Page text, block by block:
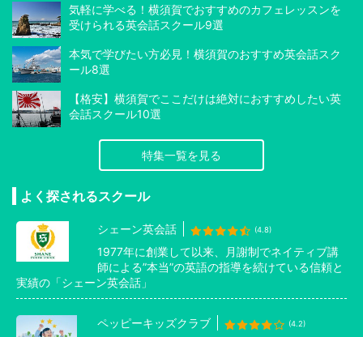
気軽に学べる！横須賀でおすすめのカフェレッスンを
受けられる英会話スクール9選
本気で学びたい方必見！横須賀のおすすめ英会話スク
ール8選
【格安】横須賀でここだけは絶対におすすめしたい英
会話スクール10選
特集一覧を見る
よく探されるスクール
シェーン英会話 (4.8)
1977年に創業して以来、月謝制でネイティブ講
師による”本当”の英語の指導を続けている信頼と
実績の「シェーン英会話」
ペッピーキッズクラブ (4.2)